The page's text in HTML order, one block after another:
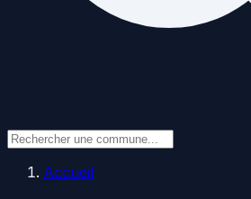
Accueil